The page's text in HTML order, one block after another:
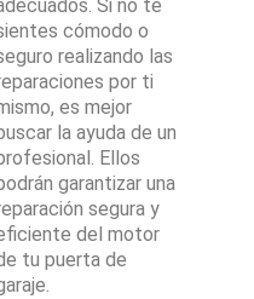
Si no te
cómodo o
realizando las
por ti
es mejor
la ayuda de un
Ellos
garantizar una
segura y
del motor
tu puerta de